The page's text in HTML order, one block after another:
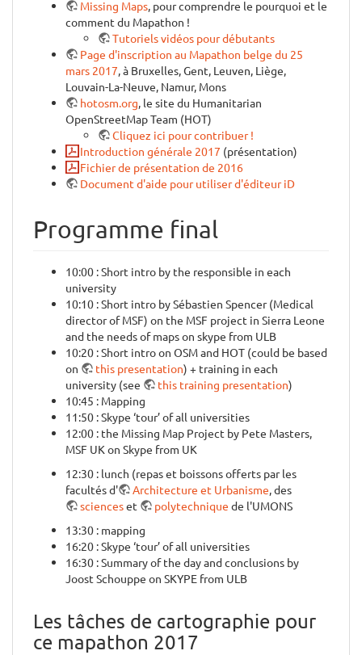
Missing Maps, pour comprendre le pourquoi et le
comment du Mapathon !
Tutoriels vidéos pour débutants
Page d'inscription au Mapathon belge du 25
mars 2017, à Bruxelles, Gent, Leuven, Liège,
Louvain-La-Neuve, Namur, Mons
hotosm.org, le site du Humanitarian
OpenStreetMap Team (HOT)
Cliquez ici pour contribuer !
Introduction générale 2017 (présentation)
Fichier de présentation de 2016
Document d'aide pour utiliser d'éditeur iD
Programme final
10:00 : Short intro by the responsible in each
university
10:10 : Short intro by Sébastien Spencer (Medical
director of MSF) on the MSF project in Sierra Leone
and the needs of maps on skype from ULB
10:20 : Short intro on OSM and HOT (could be based
on
this presentation) + training in each
university (see
this training presentation)
10:45 : Mapping
11:50 : Skype ‘tour’ of all universities
12:00 : the Missing Map Project by Pete Masters,
MSF UK on Skype from UK
12:30 : lunch (repas et boissons offerts par les
facultés d'
Architecture et Urbanisme, des
scienceset polytechnique de l'UMONS
13:30 : mapping
16:20 : Skype ‘tour’ of all universities
16:30 : Summary of the day and conclusions by
Joost Schouppe on SKYPE from ULB
Les tâches de cartographie pour
ce mapathon 2017